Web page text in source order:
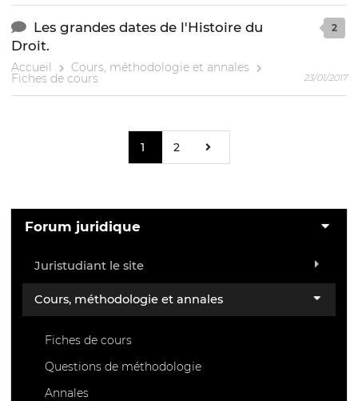
Les grandes dates de l'Histoire du
Droit.
Accueil Cours, méthodologie et annales
Fiches de cours
2
23/01/2017
1 2
Forum juridique
Juristudiant le site
Cours, méthodologie et annales
Fiches de cours
Questions de méthodologie
Annales